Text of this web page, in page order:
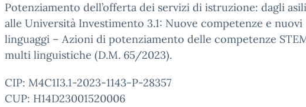
Potenziamento dell’offerta dei servizi di istruzione: dagli
alle Università Investimento 3.1: Nuove competenze e nuovi
linguaggi – Azioni di potenziamento delle competenze
multi linguistiche (D.M. 65/2023).
CIP: M4C1I3.1-2023-1143-P-28357
CUP: H14D23001520006